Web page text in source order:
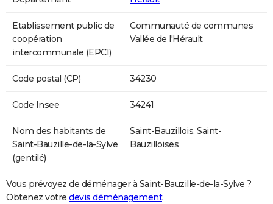
Etablissement public de
coopération
intercommunale (EPCI)
Communauté de communes
Vallée de l'Hérault
Code postal (CP) 34230
Code Insee 34241
Nom des habitants de
Saint-Bauzille-de-la-Sylve
(gentilé)
Saint-Bauzillois, Saint-
Bauzilloises
Vous prévoyez de déménager à Saint-Bauzille-de-la-Sylve ?
Obtenez votre devis déménagement.